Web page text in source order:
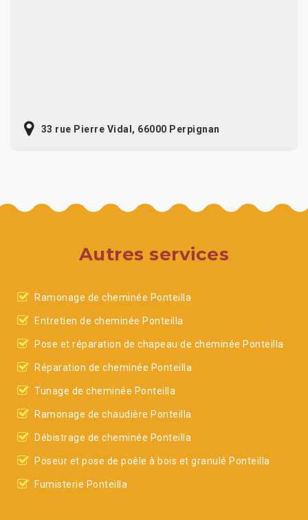
33 rue Pierre Vidal, 66000 Perpignan
Autres services
Ramonage de cheminée Ponteilla
Entretien de cheminée Ponteilla
Pose et réparation de chapeau de cheminée Ponteilla
Réparation de cheminée Ponteilla
Tunage de cheminée Ponteilla
Ramonage de chaudière Ponteilla
Débistrage de cheminée Ponteilla
Poseur et pose de poêle à bois et granulé Ponteilla
Fumisterie Ponteilla